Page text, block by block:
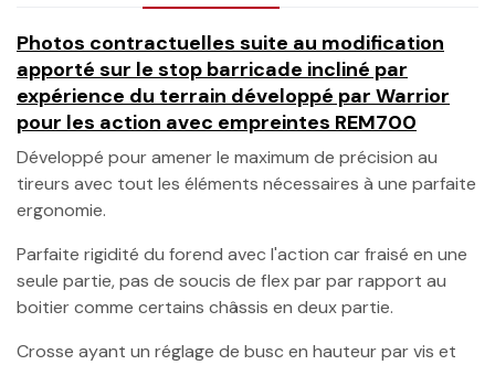
Photos contractuelles suite au modification
apporté sur le stop barricade incliné par
expérience du terrain développé par Warrior
pour les action avec empreintes REM700
Développé pour amener le maximum de précision au
tireurs avec tout les éléments nécessaires à une parfaite
ergonomie.
Parfaite rigidité du forend avec l'action car fraisé en une
seule partie, pas de soucis de flex par par rapport au
boitier comme certains châssis en deux partie.
Crosse ayant un réglage de busc en hauteur par vis et